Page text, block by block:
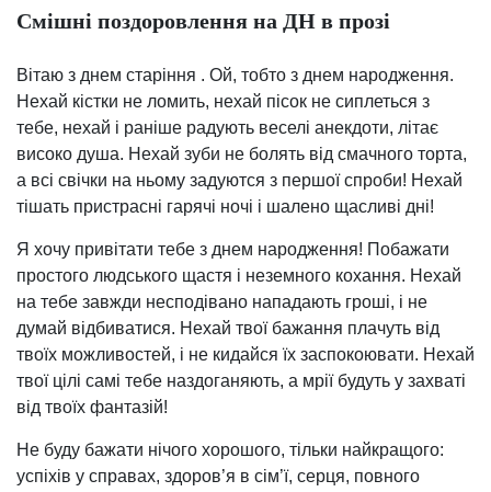
Смішні поздоровлення на ДН в прозі
Вітаю з днем старіння . Ой, тобто з днем народження.
Нехай кістки не ломить, нехай пісок не сиплеться з
тебе, нехай і раніше радують веселі анекдоти, літає
високо душа. Нехай зуби не болять від смачного торта,
а всі свічки на ньому задуются з першої спроби! Нехай
тішать пристрасні гарячі ночі і шалено щасливі дні!
Я хочу привітати тебе з днем народження! Побажати
простого людського щастя і неземного кохання. Нехай
на тебе завжди несподівано нападають гроші, і не
думай відбиватися. Нехай твої бажання плачуть від
твоїх можливостей, і не кидайся їх заспокоювати. Нехай
твої цілі самі тебе наздоганяють, а мрії будуть у захваті
від твоїх фантазій!
Не буду бажати нічого хорошого, тільки найкращого:
успіхів у справах, здоров’я в сім’ї, серця, повного